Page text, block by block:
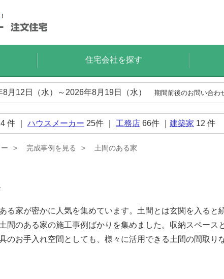
住宅会社を探す
月12日（水）～2026年8月19日（水） 期間前後のお問い合わ
件 ｜ ハウスメーカー 25件 ｜ 工務店 66件 ｜ 建築家 12 件
完成事例を見る 土間のある家
る家が密かに人気を集めています。土間とは玄関を入る
間のある家の施工事例ばかりを集めました。収納スペー
のお手入れ空間としても、様々に活用できる土間の間取